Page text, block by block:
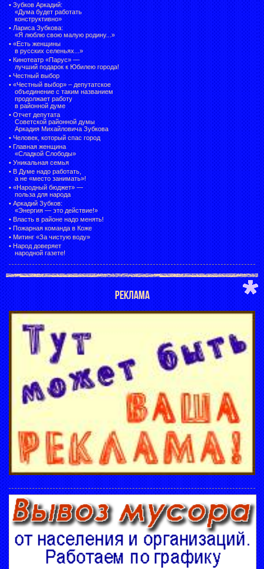
• Зубков Аркадий:
«Дума будет работать
конструктивно»
• Лариса Зубкова:
«Я люблю свою малую родину...»
• «Есть женщины
в русских селеньях...»
• Кинотеатр «Парус» —
лучший подарок к Юбилею города!
• Честный выбор
• «Честный выбор» – депутатское
объединение с таким названием
продолжает работу
в районной думе
• Отчет депутата
Советской районной думы
Аркадия Михайловича Зубкова
• Человек, который спас город
• Главная женщина
«Сладкой Слободы»
• Уникальная семья
• В Думе надо работать,
а не «место занимать»!
• «Народный бюджет» —
польза для народа
• Аркадий Зубков:
«Энергия — это действие!»
• Власть в районе надо менять!
• Пожарная команда в Коже
• Митинг «За чистую воду»
• Народ доверяет
народной газете!
РЕКЛАМА